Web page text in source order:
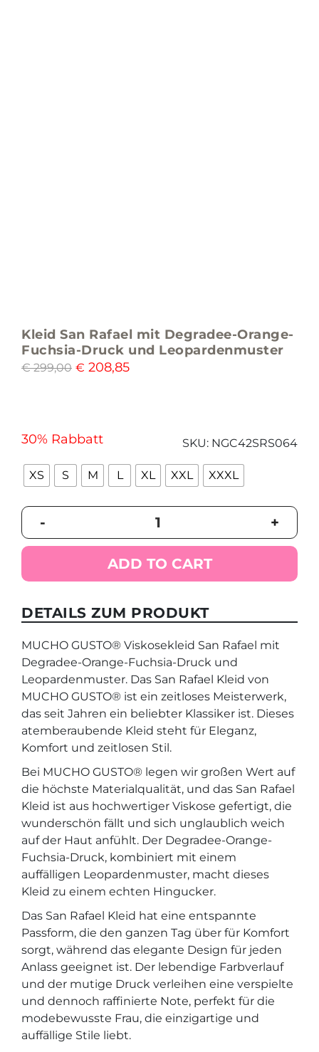
Kleid San Rafael mit Degradee-Orange-
Fuchsia-Druck und Leopardenmuster
€299,00 € 208,85
30% Rabbatt SKU: NGC42SRS064
XS S M L XL XXL XXXL
-
Rafael
Degradee-
Orange-
Druck
Leopardenmuster
quantity
+
ADD TO CART
DETAILS ZUM PRODUKT
MUCHO GUSTO® Viskosekleid San Rafael mit
Degradee-Orange-Fuchsia-Druck und
Leopardenmuster. Das San Rafael Kleid von
MUCHO GUSTO® ist ein zeitloses Meisterwerk,
das seit Jahren ein beliebter Klassiker ist. Dieses
atemberaubende Kleid steht für Eleganz,
Komfort und zeitlosen Stil.
Bei MUCHO GUSTO® legen wir großen Wert auf
die höchste Materialqualität, und das San Rafael
Kleid ist aus hochwertiger Viskose gefertigt, die
wunderschön fällt und sich unglaublich weich
auf der Haut anfühlt. Der Degradee-Orange-
Fuchsia-Druck, kombiniert mit einem
auffälligen Leopardenmuster, macht dieses
Kleid zu einem echten Hingucker.
Das San Rafael Kleid hat eine entspannte
Passform, die den ganzen Tag über für Komfort
sorgt, während das elegante Design für jeden
Anlass geeignet ist. Der lebendige Farbverlauf
und der mutige Druck verleihen eine verspielte
und dennoch raffinierte Note, perfekt für die
modebewusste Frau, die einzigartige und
auffällige Stile liebt.